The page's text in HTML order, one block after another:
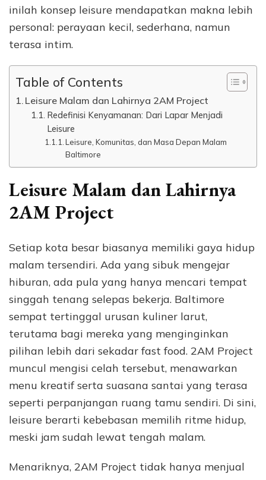
inilah konsep leisure mendapatkan makna lebih
personal: perayaan kecil, sederhana, namun
terasa intim.
Table of Contents
Leisure Malam dan Lahirnya 2AM Project
Redefinisi Kenyamanan: Dari Lapar Menjadi
Leisure
Leisure, Komunitas, dan Masa Depan Malam
Baltimore
Leisure Malam dan Lahirnya
2AM Project
Setiap kota besar biasanya memiliki gaya hidup
malam tersendiri. Ada yang sibuk mengejar
hiburan, ada pula yang hanya mencari tempat
singgah tenang selepas bekerja. Baltimore
sempat tertinggal urusan kuliner larut,
terutama bagi mereka yang menginginkan
pilihan lebih dari sekadar fast food. 2AM Project
muncul mengisi celah tersebut, menawarkan
menu kreatif serta suasana santai yang terasa
seperti perpanjangan ruang tamu sendiri. Di sini,
leisure berarti kebebasan memilih ritme hidup,
meski jam sudah lewat tengah malam.
Menariknya, 2AM Project tidak hanya menjual